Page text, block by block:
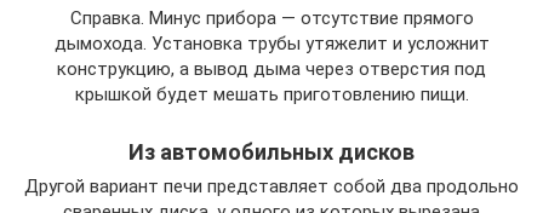
Справка. Минус прибора — отсутствие прямого
дымохода. Установка трубы утяжелит и усложнит
конструкцию, а вывод дыма через отверстия под
крышкой будет мешать приготовлению пищи.
Из автомобильных дисков
Другой вариант печи представляет собой два продольно